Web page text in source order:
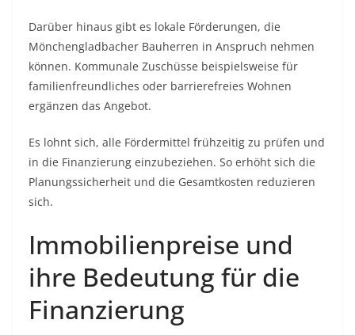
Darüber hinaus gibt es lokale Förderungen, die
Mönchengladbacher Bauherren in Anspruch nehmen
können. Kommunale Zuschüsse beispielsweise für
familienfreundliches oder barrierefreies Wohnen
ergänzen das Angebot.
Es lohnt sich, alle Fördermittel frühzeitig zu prüfen und
in die Finanzierung einzubeziehen. So erhöht sich die
Planungssicherheit und die Gesamtkosten reduzieren
sich.
Immobilienpreise und
ihre Bedeutung für die
Finanzierung